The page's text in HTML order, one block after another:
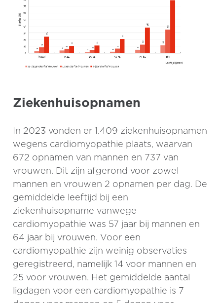
Ziekenhuisopnamen
In 2023 vonden er 1.409 ziekenhuisopnamen
wegens cardiomyopathie plaats, waarvan
672 opnamen van mannen en 737 van
vrouwen. Dit zijn afgerond voor zowel
mannen en vrouwen 2 opnamen per dag. De
gemiddelde leeftijd bij een
ziekenhuisopname vanwege
cardiomyopathie was 57 jaar bij mannen en
64 jaar bij vrouwen. Voor een
cardiomyopathie zijn weinig observaties
geregistreerd, namelijk 14 voor mannen en
25 voor vrouwen. Het gemiddelde aantal
ligdagen voor een cardiomyopathie is 7